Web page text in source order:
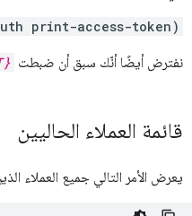
print-access-token)
نفترض أيضًا أنّك سبق أن ضبطت
قائمة العملاء الحاليين
يعرض الأمر التالي جميع العملاء